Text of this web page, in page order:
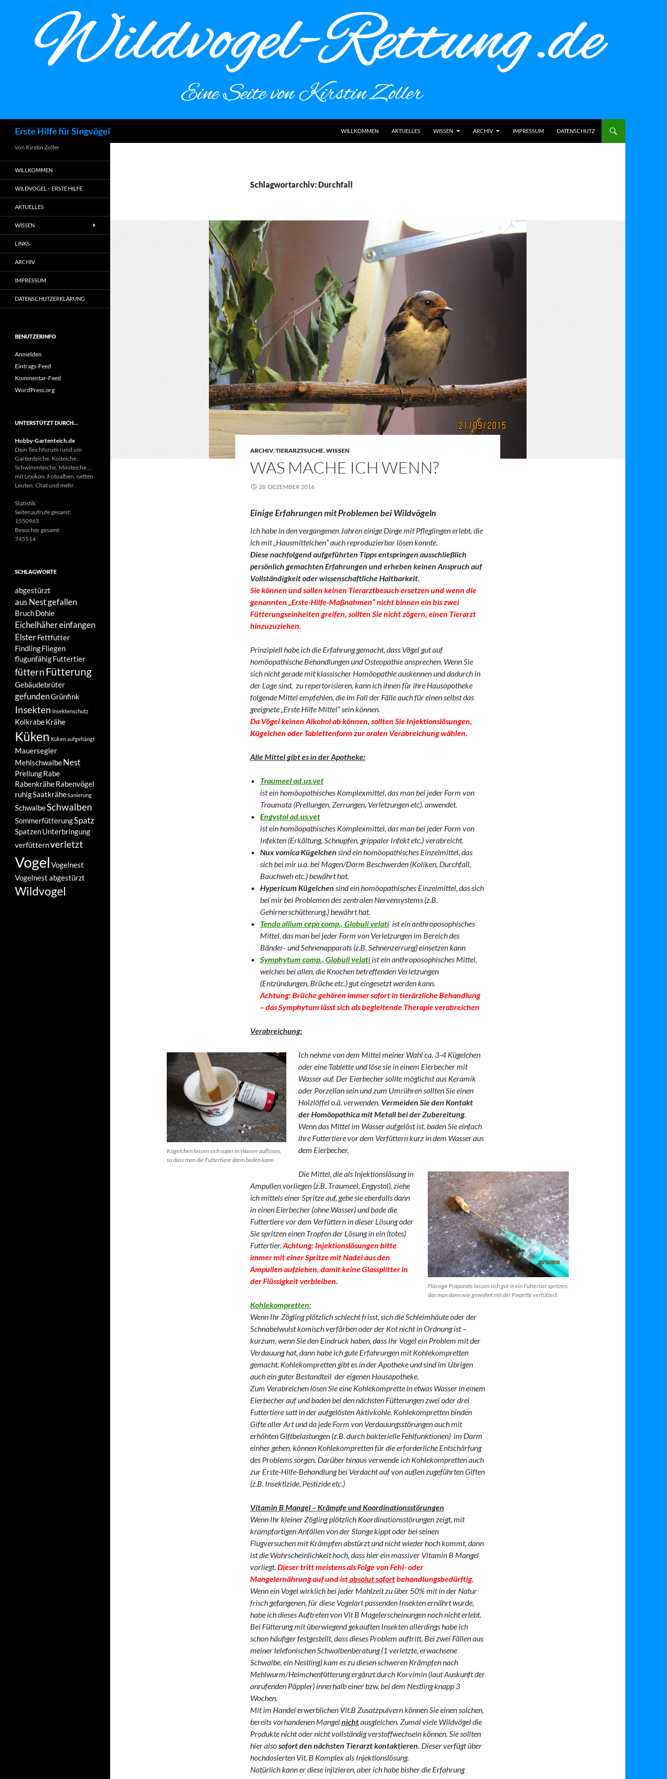
Erste Hilfe für Singvögel WILLKOMMEN AKTUELLES WISSEN ARCHIV IMPRESSUM DATENSCHUTZ
Schlagwortarchiv: Durchfall
ARCHIV,TIERARZTSUCHE,WISSEN
WAS MACHE ICH WENN?
28. DEZEMBER 2016
Einige Erfahrungen mit Problemen bei Wildvögeln
Ich habe in den vergangenen Jahren einige Dinge mit Pfleglingen erlebt, die
ich mit „Hausmittelchen“ auch reproduzierbar lösen konnte.
Diese nachfolgend aufgeführten Tipps entspringen ausschließlich
persönlich gemachten Erfahrungen und erheben keinen Anspruch auf
Vollständigkeit oder wissenschaftliche Haltbarkeit.
Sie können und sollen keinen Tierarztbesuch ersetzen und wenn die
genannten „Erste-Hilfe-Maßnahmen“ nicht binnen ein bis zwei
Fütterungseinheiten greifen, sollten Sie nicht zögern, einen Tierarzt
hinzuzuziehen.
Prinzipiell habe ich die Erfahrung gemacht, dass Vögel gut auf
homöopathische Behandlungen und Osteopathie ansprechen. Wenn Sie
sich nicht gerade mit klassischer Homöopathie auskennen und dadurch in
der Lage sind, zu repertorisieren, kann ich ihnen für ihre Hausapotheke
folgende Mittel empfehlen, die im Fall der Fälle auch für einen selbst das
geeignete „Erste Hilfe Mittel“ sein können.
Da Vögel keinen Alkohol ab können, sollten Sie Injektionslösungen,
Kügelchen oder Tablettenform zur oralen Verabreichung wählen.
Alle Mittel gibt es in der Apotheke:
Traumeel ad.us.vet
ist ein homöopathisches Komplexmittel, das man bei jeder Form von
Traumata (Prellungen, Zerrungen, Verletzungen etc). anwendet.
Engystol ad.us.vet
ist ein homöopathisches Komplexmittel, das man bei jeder Form von
Infekten (Erkältung, Schnupfen, grippaler Infekt etc.) verabreicht.
Nux vomicaKügelchen sind ein homöopathisches Einzelmittel, das
sich bei mir u.a. bei Magen/Darm Beschwerden (Koliken, Durchfall,
Bauchweh etc.) bewährt hat.
Hypericum Kügelchen sind ein homöopathisches Einzelmittel, das sich
bei mir bei Problemen des zentralen Nervensystems (z.B.
Gehirnerschütterung.) bewährt hat.
Tendo allium cepa comp., Globuli velati ist ein anthroposophisches
Mittel, das man bei jeder Form von Verletzungen im Bereich des
Bänder- und Sehnenapparats (z.B. Sehnenzerrung) einsetzen kann
Symphytum comp., Globuli velati ist ein anthroposophisches Mittel,
welches bei allen, die Knochen betreffenden Verletzungen
(Entzündungen, Brüche etc.) gut eingesetzt werden kann.
Achtung: Brüche gehören immer sofort in tierärzliche Behandlung
– das Symphytum lässt sich als begleitende Therapie verabreichen
Verabreichung:
Kügelchen lassen sich super in Wasser auflösen,
so dass man die Futtertiere darin baden kann
Ich nehme von dem Mittel meiner Wahl ca. 3-4 Kügelchen
oder eine Tablette und löse sie in einem Eierbecher mit
Wasser auf. Der Eierbecher sollte möglichst aus Keramik
oder Porzellan sein und zum Umrühren sollten Sie einen
Holzlöffel o.ä. verwenden. Vermeiden Sie den Kontakt
der Homöopathica mit Metallbei der Zubereitung.
Wenn das Mittel im Wasser aufgelöst ist, baden Sie einfach
ihre Futtertiere vor dem Verfüttern kurz in dem Wasser aus
dem Eierbecher.
Flüssige Präparate lassen sich gut in ein Futtertier spritzen,
das man dann wie gewohnt mit der Pinzette verfüttert.
Die Mittel, die als Injektionslösung in
Ampullen vorliegen (z.B. Traumeel, Engystol), ziehe
ich mittels einer Spritze auf, gebe sie ebenfalls dann
in einen Eierbecher (ohne Wasser) und bade die
Futtertiere vor dem Verfüttern in dieser Lösung oder
Sie spritzen einen Tropfen der Lösung in ein (totes)
Futtertier.Achtung: Injektionslösungen bitte
immer mit einer Spritze mit Nadel aus den
Ampullen aufziehen, damit keine Glassplitter in
der Flüssigkeit verbleiben.
Kohlekompretten:
Wenn Ihr Zögling plötzlich schlecht frisst, sich die Schleimhäute oder der
Schnabelwulst komisch verfärben oder der Kot nicht in Ordnung ist –
kurzum, wenn Sie den Eindruck haben, dass Ihr Vogel ein Problem mit der
Verdauung hat, dann habe ich gute Erfahrungen mit Kohlekompretten
gemacht. Kohlekompretten gibt es in der Apotheke und sind im Übrigen
auch ein guter Bestandteil der eigenen Hausapotheke.
Zum Verabreichen lösen Sie eine Kohlekomprette in etwas Wasser in einem
Eierbecher auf und baden bei den nächsten Fütterungen zwei oder drei
Futtertiere satt in der aufgelösten Aktivkohle. Kohlekompretten binden
Gifte aller Art und da jede Form von Verdauungsstörungen auch mit
erhöhten Giftbelastungen (z.B. durch bakterielle Fehlfunktionen) im Darm
einher gehen, können Kohlekompretten für die erforderliche Entschärfung
des Problems sorgen. Darüber hinaus verwende ich Kohlekompretten auch
zur Erste-Hilfe-Behandlung bei Verdacht auf von außen zugeführten Giften
(z.B. Insektizide, Pestizide etc.)
Vitamin B Mangel – Krämpfe und Koordinationsstörungen
Wenn Ihr kleiner Zögling plötzlich Koordinationsstörungen zeigt, mit
krampfartigen Anfällen von der Stange kippt oder bei seinen
Flugversuchen mit Krämpfen abstürzt und nicht wieder hoch kommt, dann
ist die Wahrscheinlichkeit hoch, dass hier ein massiver Vitamin B Mangel
vorliegt.Dieser tritt meistens als Folge von Fehl- oder
Mangelernährung auf und istabsolut sofortbehandlungsbedürftig.
Wenn ein Vogel wirklich bei jeder Mahlzeit zu über 50% mit in der Natur
frisch gefangenen, für diese Vogelart passenden Insekten ernährt wurde,
habe ich dieses Auftreten von Vit B Magelerscheinungen noch nicht erlebt.
Bei Fütterung mit überwiegend gekauften Insekten allerdings habe ich
schon häufiger festgestellt, dass dieses Problem auftritt. Bei zwei Fällen aus
meiner telefonischen Schwalbenberatung (1 verletzte, erwachsene
Schwalbe, ein Nestling) kam es zu diesen schweren Krämpfen nach
Mehlwurm/Heimchenfütterung ergänzt durch Korvimin (laut Auskunft der
anrufenden Päppler) innerhalb einer bzw. bei dem Nestling knapp 3
Wochen.
Mit im Handel erwerblichen Vit.B Zusatzpulvern können Sie einen solchen,
bereits vorhandenen Mangelnichtausgleichen. Zumal viele Wildvögel die
Produkte nicht oder nicht vollständig verstoffwechseln können. Sie sollten
hier alsosofort den nächsten Tierarzt kontaktieren. Dieser verfügt über
hochdosierten Vit. B Komplex als Injektionslösung.
Natürlich kann er diese injizieren, aber ich habe bisher die Erfahrung
von Kirstin Zoller
WILLKOMMEN
WILDVOGEL – ERSTE HILFE
AKTUELLES
WISSEN
LINKS
ARCHIV
IMPRESSUM
DATENSCHUTZERKLÄRUNG
BENUTZERINFO
Anmelden
Eintrags-Feed
Kommentar-Feed
WordPress.org
UNTERSTÜTZT DURCH…
Hobby-Gartenteich.de
Dein Teichforum rund um
Gartenteiche, Koiteiche,
Schwimmteiche, Miniteiche ...
mit Lexikon, Fotoalben, netten
Leuten, Chat und mehr.
Statistik:
Seitenaufrufe gesamt:
1550965
Besucher gesamt:
745514
SCHLAGWORTE
abgestürzt
aus Nest gefallen
BruchDohle
Eichelhähereinfangen
ElsterFettfutter
FindlingFliegen
flugunfähigFuttertier
fütternFütterung
Gebäudebrüter
gefundenGrünfink
Insekten Insektenschutz
KolkrabeKrähe
Küken Küken aufgehängt
Mauersegler
MehlschwalbeNest
PrellungRabe
RabenkräheRabenvögel
ruhigSaatkräheSanierung
SchwalbeSchwalben
SommerfütterungSpatz
SpatzenUnterbringung
verfütternverletzt
Vogel Vogelnest
Vogelnest abgestürzt
Wildvogel